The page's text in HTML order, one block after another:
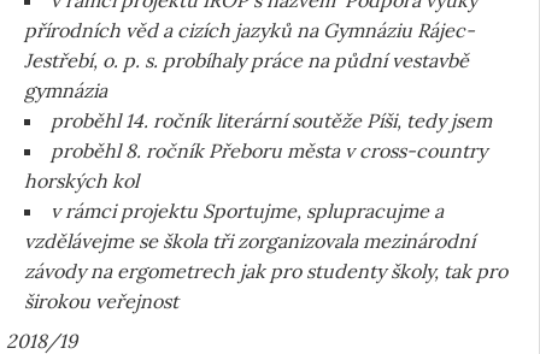
přírodních věd a cizích jazyků na Gymnáziu Rájec-
Jestřebí, o. p. s. probíhaly práce na půdní vestavbě
gymnázia
proběhl 14. ročník literární soutěže Píši, tedy jsem
proběhl 8. ročník Přeboru města v cross-country
horských kol
v rámci projektu Sportujme, splupracujme a
vzdělávejme se škola tři zorganizovala mezinárodní
závody na ergometrech jak pro studenty školy, tak pro
širokou veřejnost
2018/19